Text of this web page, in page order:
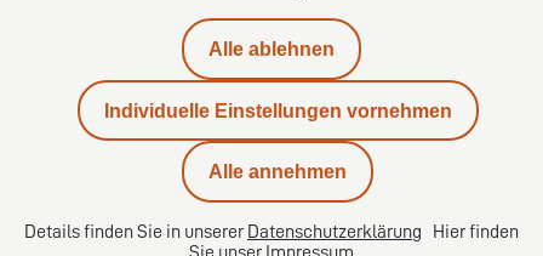
Datenschutz
Alle ablehnen
Individuelle Einstellungen vornehmen
Alle annehmen
Details finden Sie in unserer Datenschutzerklärung Hier finden